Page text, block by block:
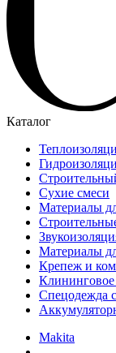
Каталог
Сухие смеси
Материалы
Материалы
Крепеж и
Клининговое
Спецодежда
Makita